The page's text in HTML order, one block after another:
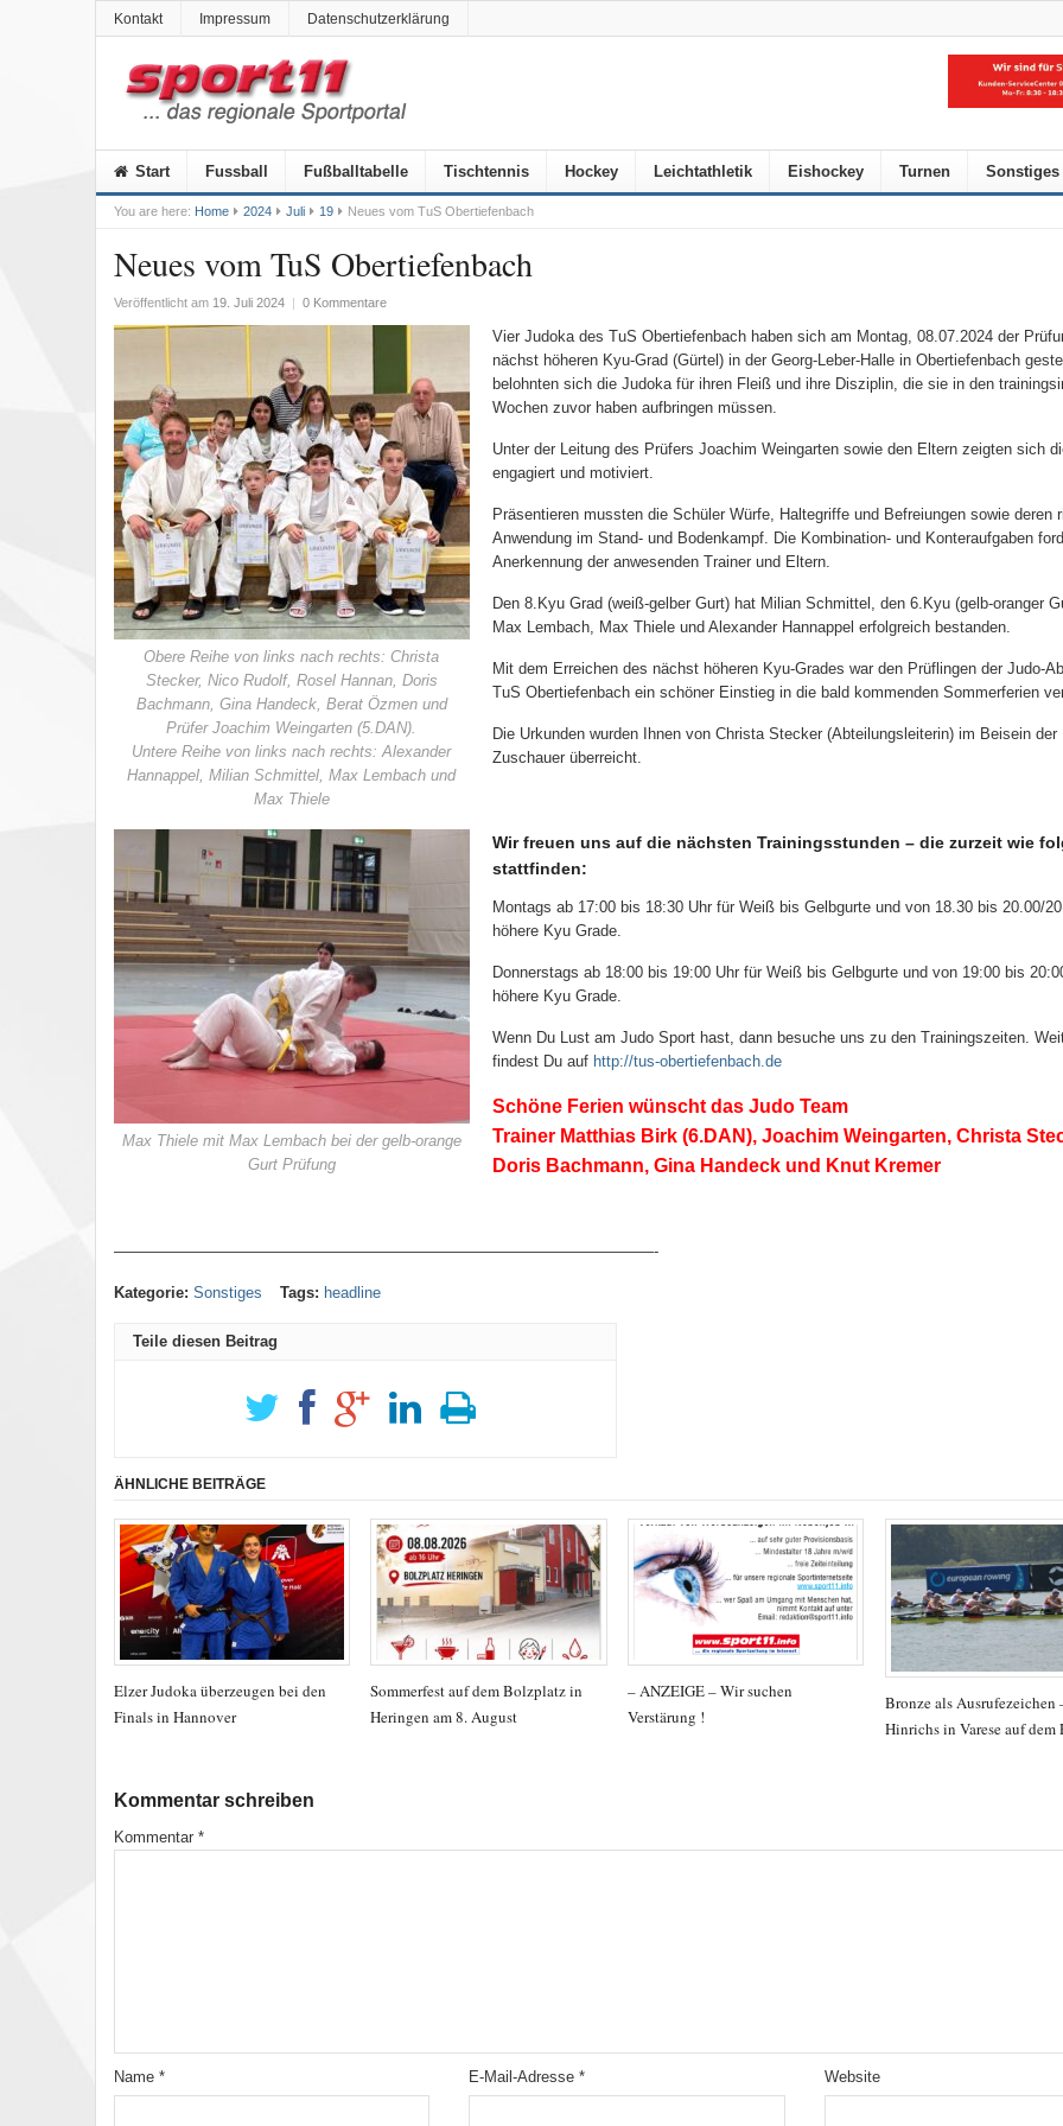
Kontakt Impressum Datenschutzerklärung
Start Fussball Fußballtabelle Tischtennis Hockey Leichtathletik Eishockey Turnen Sonstiges
You are here: Home 2024 Juli 19 Neues vom TuS Obertiefenbach
Neues vom TuS Obertiefenbach
Veröffentlicht am 19. Juli 2024 | 0 Kommentare
Obere Reihe von links nach rechts: Christa
Stecker, Nico Rudolf, Rosel Hannan, Doris
Bachmann, Gina Handeck, Berat Özmen und
Prüfer Joachim Weingarten (5.DAN).
Untere Reihe von links nach rechts: Alexander
Hannappel, Milian Schmittel, Max Lembach und
Max Thiele
Vier Judoka des TuS Obertiefenbach haben sich am Montag, 08.07.2024 der
nächst höheren Kyu-Grad (Gürtel) in der Georg-Leber-Halle in Obertiefenbach
belohnten sich die Judoka für ihren Fleiß und ihre Disziplin, die sie in den
Wochen zuvor haben aufbringen müssen.
Unter der Leitung des Prüfers Joachim Weingarten sowie den Eltern zeigten sich
engagiert und motiviert.
Präsentieren mussten die Schüler Würfe, Haltegriffe und Befreiungen sowie deren
Anwendung im Stand- und Bodenkampf. Die Kombination- und Konteraufgaben
Anerkennung der anwesenden Trainer und Eltern.
Den 8.Kyu Grad (weiß-gelber Gurt) hat Milian Schmittel, den 6.Kyu (gelb-oranger
Max Lembach, Max Thiele und Alexander Hannappel erfolgreich bestanden.
Mit dem Erreichen des nächst höheren Kyu-Grades war den Prüflingen der Judo-
TuS Obertiefenbach ein schöner Einstieg in die bald kommenden Sommerferien
Die Urkunden wurden Ihnen von Christa Stecker (Abteilungsleiterin) im Beisein der
Zuschauer überreicht.
Max Thiele mit Max Lembach bei der gelb-orange
Gurt Prüfung
Wir freuen uns auf die nächsten Trainingsstunden – die zurzeit wie
stattfinden:
Montags ab 17:00 bis 18:30 Uhr für Weiß bis Gelbgurte und von 18.30 bis 20.00/
höhere Kyu Grade.
Donnerstags ab 18:00 bis 19:00 Uhr für Weiß bis Gelbgurte und von 19:00 bis
höhere Kyu Grade.
Wenn Du Lust am Judo Sport hast, dann besuche uns zu den Trainingszeiten.
findest Du auf http://tus-obertiefenbach.de
Schöne Ferien wünscht das Judo Team
Trainer Matthias Birk (6.DAN), Joachim Weingarten, Christa
Doris Bachmann, Gina Handeck und Knut Kremer
———————————————————————————————————-
Kategorie: Sonstiges Tags: headline
Teile diesen Beitrag
ÄHNLICHE BEITRÄGE
Elzer Judoka überzeugen bei den
Finals in Hannover
Sommerfest auf dem Bolzplatz in
Heringen am 8. August
– ANZEIGE – Wir suchen
Verstärung !
Bronze als Ausrufezeichen
Hinrichs in Varese auf dem
Kommentar schreiben
Kommentar *
Name * E-Mail-Adresse* Website